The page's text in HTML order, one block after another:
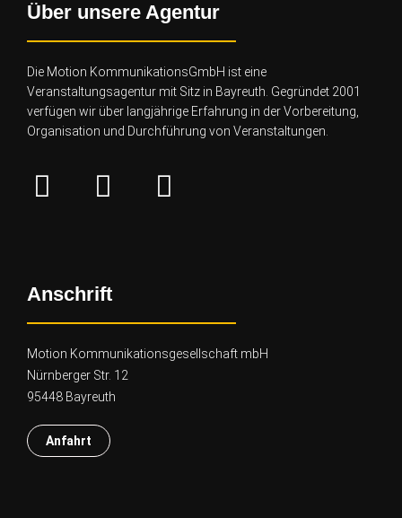
Über unsere Agentur
Die Motion KommunikationsGmbH ist eine
Veranstaltungsagentur mit Sitz in Bayreuth. Gegründet 2001
verfügen wir über langjährige Erfahrung in der Vorbereitung,
Organisation und Durchführung von Veranstaltungen.
Anschrift
Motion Kommunikationsgesellschaft mbH
Nürnberger Str. 12
95448 Bayreuth
Anfahrt